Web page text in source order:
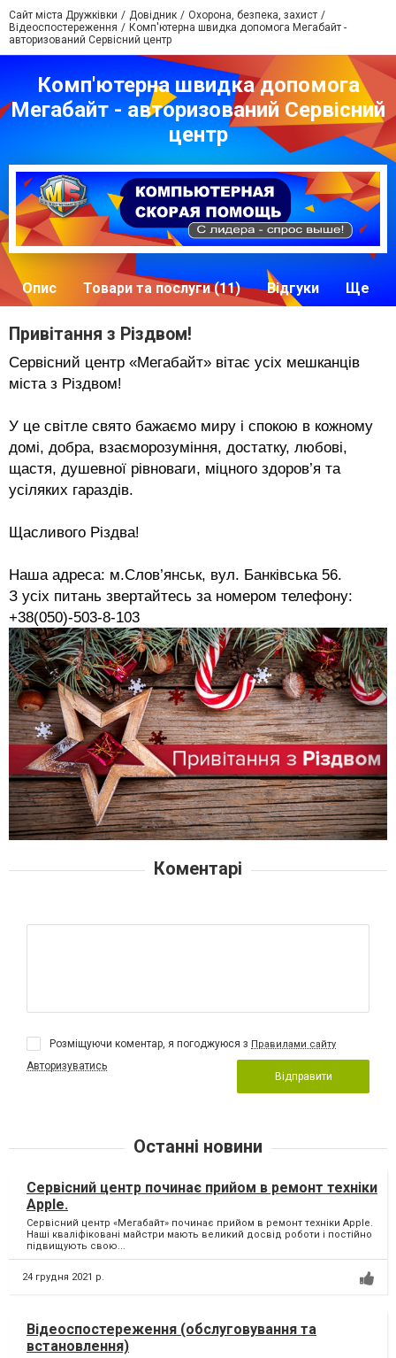
Сайт міста Дружківки Довідник
Охорона, безпека, захист
Відеоспостереження
Комп'ютерна швидка допомога Мегабайт -
авторизований Сервісний центр
Комп'ютерна швидка допомога
Мегабайт - авторизований Сервісний
центр
Опис Товари та послуги (11) Відгуки Ще
Привітання з Різдвом!
Сервісний центр «Мегабайт» вітає усіх мешканців
міста з Різдвом!
У це світле свято бажаємо миру і спокою в кожному
домі, добра, взаєморозуміння, достатку, любові,
щастя, душевної рівноваги, міцного здоров’я та
усіляких гараздів.
Щасливого Різдва!
Наша адреса: м.Слов’янськ, вул. Банківська 56.
З усіх питань звертайтесь за номером телефону:
+38(050)-503-8-103
Коментарі
Розміщуючи коментар, я погоджуюся з Правилами сайту
Авторизуватись
Відправити
Останні новини
Сервісний центр починає прийом в ремонт техніки
Apple.
Сервісний центр «Мегабайт» починає прийом в ремонт техніки Apple.
Наші кваліфіковані майстри мають великий досвід роботи і постійно
підвищують свою...
24 грудня 2021 р.
Відеоспостереження (обслуговування та
встановлення)